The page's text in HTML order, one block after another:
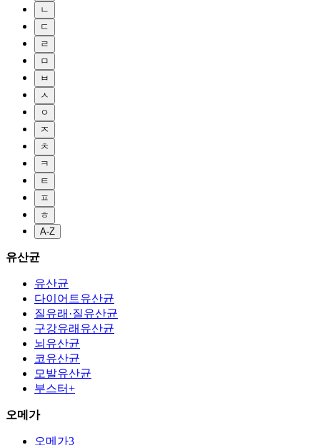
ㄴ
ㄷ
ㄹ
ㅁ
ㅂ
ㅅ
ㅇ
ㅈ
ㅊ
ㅋ
ㅌ
ㅍ
ㅎ
A-Z
유산균
유산균
다이어트유산균
질유래·질유산균
구강유래유산균
뇌유산균
코유산균
모발유산균
부스터+
오메가
오메가3